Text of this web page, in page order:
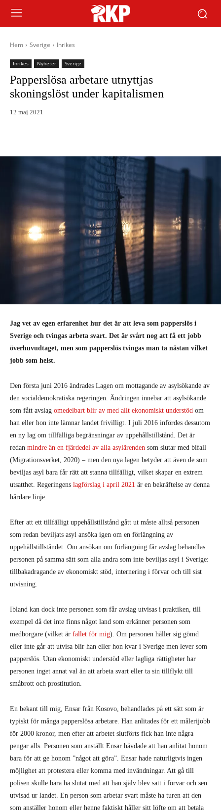
Hem Sverige Inrikes
Inrikes Nyheter Sverige
Papperslösa arbetare utnyttjas
skoningslöst under kapitalismen
12 maj 2021
Jag vet av egen erfarenhet hur det är att leva som papperslös i
Sverige och tvingas arbeta svart. Det är svårt nog att få ett jobb
överhuvudtaget, men som papperslös tvingas man ta nästan vilket
jobb som helst.
Den första juni 2016 ändrades Lagen om mottagande av asylsökande av
den socialdemokratiska regeringen. Ändringen innebar att asylsökande
som fått avslag omedelbart blir av med allt ekonomiskt understöd om
han eller hon inte lämnar landet frivilligt. I juli 2016 infördes dessutom
en ny lag om tillfälliga begränsningar av uppehållstillstånd. Det är
redan mindre än en fjärdedel av alla asylärenden som slutar med bifall
(Migrationsverket, 2020) – men den nya lagen betyder att även de som
beviljas asyl bara får rätt att stanna tillfälligt, vilket skapar en extrem
utsatthet. Regeringens lagförslag i april 2021 är en bekräftelse av denna
hårdare linje.
Efter att ett tillfälligt uppehållstillstånd gått ut måste alltså personen
som redan beviljats asyl ansöka igen om en förlängning av
uppehållstillståndet. Om ansökan om förlängning får avslag behandlas
personen på samma sätt som alla andra som inte beviljas asyl i Sverige:
tillbakadragande av ekonomiskt stöd, internering i förvar och till sist
utvisning.
Ibland kan dock inte personen som får avslag utvisas i praktiken, till
exempel då det inte finns något land som erkänner personen som
medborgare (vilket är fallet för mig). Om personen håller sig gömd
eller inte går att utvisa blir han eller hon kvar i Sverige men lever som
papperslös. Utan ekonomiskt understöd eller lagliga rättigheter har
personen inget annat val än att arbeta svart eller ta sin tillflykt till
småbrott och prostitution.
En bekant till mig, Ensar från Kosovo, behandlades på ett sätt som är
typiskt för många papperslösa arbetare. Han anlitades för ett målerijobb
för 2000 kronor, men efter att arbetet slutförts fick han inte några
pengar alls. Personen som anställt Ensar hävdade att han anlitat honom
bara för att ge honom ”något att göra”. Ensar hade naturligtvis ingen
möjlighet att protestera eller komma med invändningar. Att gå till
polisen skulle bara ha slutat med att han själv blev satt i förvar och sen
utvisad ur landet. En person som arbetar svart måste ha turen att den
som anställer honom eller henne faktiskt håller sitt löfte om att betala